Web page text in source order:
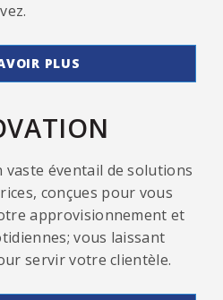
PLUS
éventail de solutions
conçues pour vous
approvisionnement et
vous laissant
servir votre clientèle.